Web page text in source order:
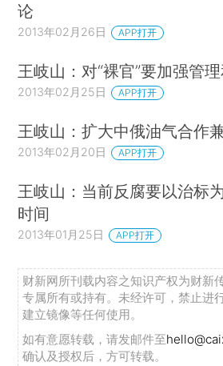
论
2013年02月26日 APP打开
王岐山：对“裸官”要加强管
2013年02月25日 APP打开
王岐山：扩大中俄油气合作
2013年02月20日 APP打开
王岐山：当前反腐要以治标
时间
2013年01月25日 APP打开
财新网所刊载内容之知识产权为财新
专属所有或持有。未经许可，禁止进
建立镜像等任何使用。
如有意愿转载，请发邮件至
确认及授权后，方可转载。